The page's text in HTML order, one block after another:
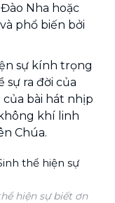
Nha hoặc
phổ biến bởi
sự kính trọng
sự ra đời của
của bài hát nhịp
khí linh
Chúa.
hiện sự biết ơn